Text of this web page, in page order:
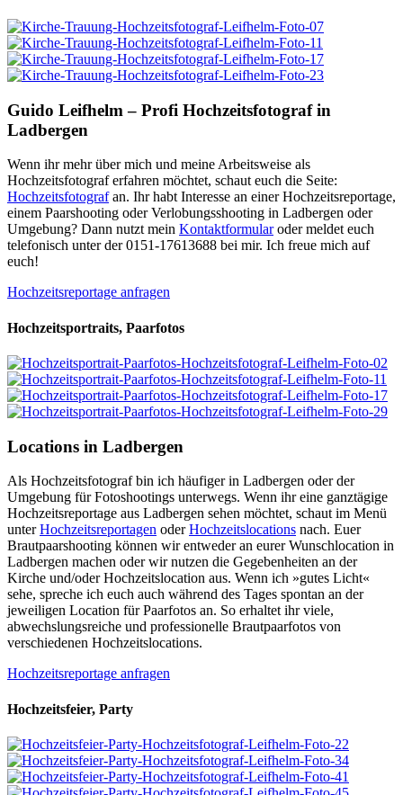
Guido Leifhelm – Profi Hochzeitsfotograf in
Ladbergen
Wenn ihr mehr über mich und meine Arbeitsweise als
Hochzeitsfotograf erfahren möchtet, schaut euch die Seite:
Hochzeitsfotografan. Ihr habt Interesse an einer Hochzeitsreportage,
einem Paarshooting oder Verlobungsshooting in Ladbergen oder
Umgebung? Dann nutzt mein Kontaktformularoder meldet euch
telefonisch unter der 0151-17613688 bei mir. Ich freue mich auf
euch!
Hochzeitsreportage anfragen
Hochzeitsportraits, Paarfotos
Locations in Ladbergen
Als Hochzeitsfotograf bin ich häufiger in Ladbergen oder der
Umgebung für Fotoshootings unterwegs. Wenn ihr eine ganztägige
Hochzeitsreportage aus Ladbergen sehen möchtet, schaut im Menü
unterHochzeitsreportagen oderHochzeitslocations nach. Euer
Brautpaarshooting können wir entweder an eurer Wunschlocation in
Ladbergen machen oder wir nutzen die Gegebenheiten an der
Kirche und/oder Hochzeitslocation aus. Wenn ich »gutes Licht«
sehe, spreche ich euch auch während des Tages spontan an der
jeweiligen Location für Paarfotos an. So erhaltet ihr viele,
abwechslungsreiche und professionelle Brautpaarfotos von
verschiedenen Hochzeitslocations.
Hochzeitsreportage anfragen
Hochzeitsfeier, Party